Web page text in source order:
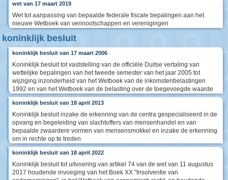
wet van 17 maart 2019
Wet tot aanpassing van bepaalde federale fiscale bepalingen aan het
nieuwe Wetboek van vennootschappen en verenigingen
koninklijk besluit
koninklijk besluit van 17 maart 2006
Koninklijk besluit tot vaststelling van de officiële Duitse vertaling van
wettelijke bepalingen van het tweede semester van het jaar 2005 tot
wijziging inzonderheid van het Wetboek van de inkomstenbelastingen
1992 en van het Wetboek van de belasting over de toegevoegde waarde
koninklijk besluit van 18 april 2013
Koninklijk besluit inzake de erkenning van de centra gespecialiseerd in de
opvang en begeleiding van slachtoffers van mensenhandel en van
bepaalde zwaardere vormen van mensensmokkel en inzake de erkenning
om in rechte op te treden
koninklijk besluit van 18 april 2022
Koninklijk besluit tot uitvoering van artikel 74 van de wet van 11 augustus
2017 houdende invoeging van het Boek XX "Insolventie van